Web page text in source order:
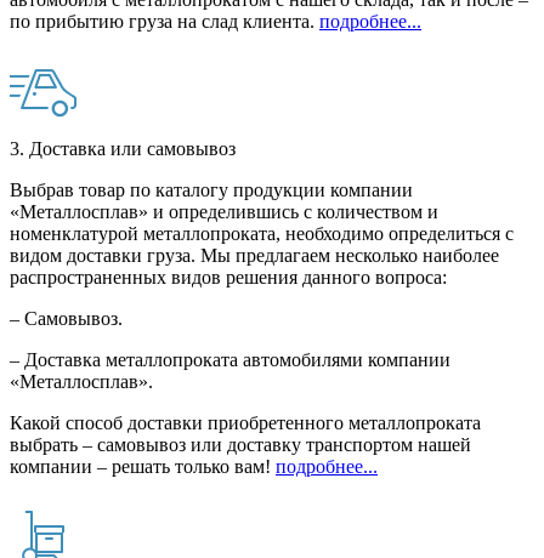
по прибытию груза на слад клиента. подробнее...
3. Доставка или самовывоз
Выбрав товар по каталогу продукции компании
«Металлосплав» и определившись с количеством и
номенклатурой металлопроката, необходимо определиться с
видом доставки груза. Мы предлагаем несколько наиболее
распространенных видов решения данного вопроса:
– Самовывоз.
– Доставка металлопроката автомобилями компании
«Металлосплав».
Какой способ доставки приобретенного металлопроката
выбрать – самовывоз или доставку транспортом нашей
компании – решать только вам! подробнее...